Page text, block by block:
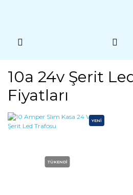
10a 24v Şerit
Fiyatları
YENİ
TÜKENDİ